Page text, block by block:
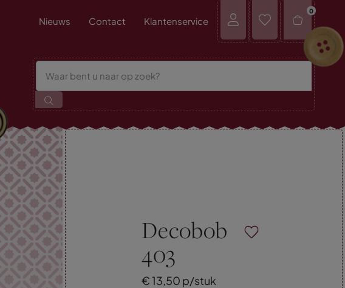
Nieuws Contact Klantenservice
0
Decobob
403
€13,50 p/stuk